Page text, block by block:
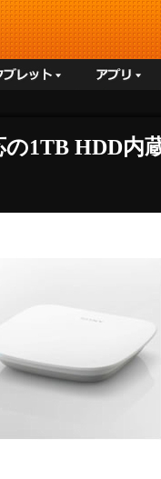
1TB HDD